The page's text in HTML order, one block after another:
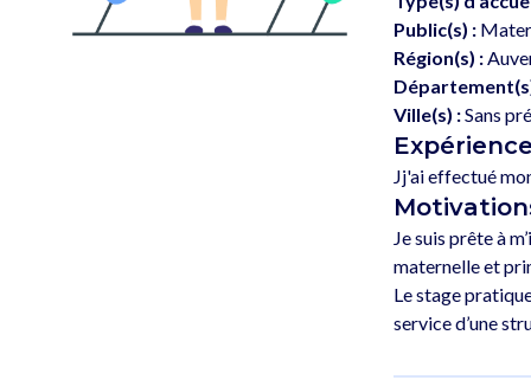
Public(s) :
Région(s) :
Ville(s) :Sans
Je suis prête à
maternelle et
Le stage